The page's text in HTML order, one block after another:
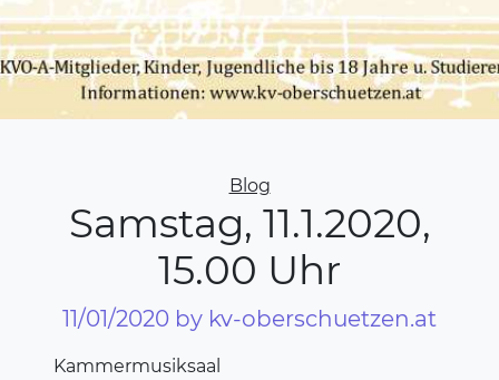
Categories
Blog
Samstag, 11.1.2020,
15.00 Uhr
11/01/2020 by kv-oberschuetzen.at
Kammermusiksaal